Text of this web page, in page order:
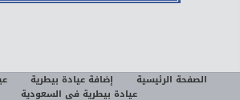
الصفحة الرئيسية إضافة عيادة بيطرية
عيادة بيطرية في السعودية